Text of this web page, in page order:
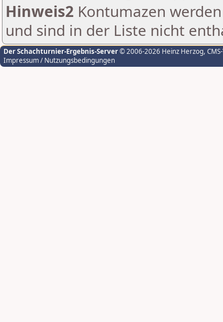
Hinweis2 Kontumazen
und sind in der Liste nicht
Der Schachturnier-Ergebnis-Server© 2006-2026 Heinz Herzog,
Impressum / Nutzungsbedingungen